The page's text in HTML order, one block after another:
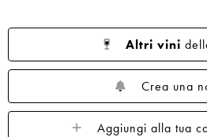
Altri vini
Crea una
Aggiungi alla tua